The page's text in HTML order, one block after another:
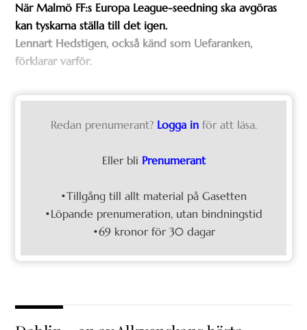
När Malmö FF:s Europa League-seedning ska avgöras
kan tyskarna ställa till det igen.
Lennart Hedstigen, också känd som Uefaranken,
förklarar varför.
Redan prenumerant? Logga in för att läsa.
Eller bli Prenumerant
•Tillgång till allt material på Gasetten
•Löpande prenumeration, utan bindningstid
•69 kronor för 30 dagar